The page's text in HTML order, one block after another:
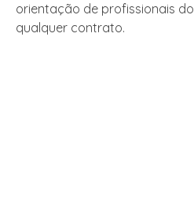
orientação de profissionais
qualquer contrato.